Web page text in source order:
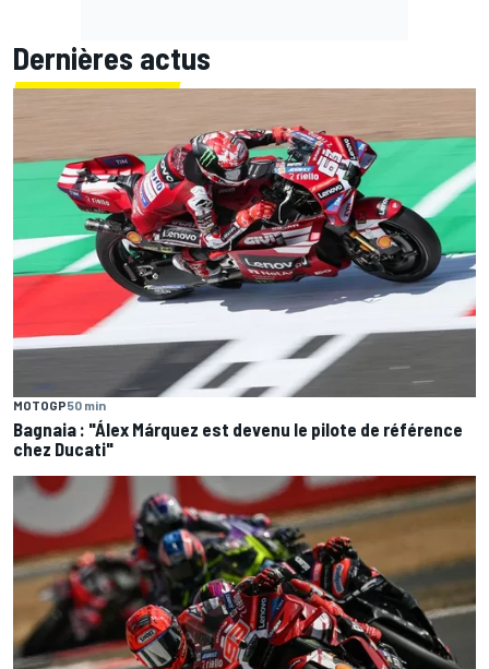
Dernières actus
MOTOGP50 min
Bagnaia : "Álex Márquez est devenu le pilote de référence
chez Ducati"